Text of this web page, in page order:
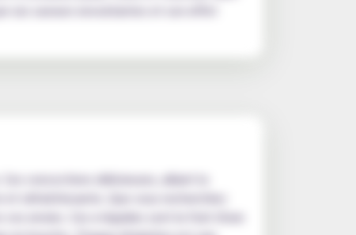
ses saveurs envoûtantes et son effet
concoctions délicieuses, alliant la
rafraîchissante. Que vous recherchiez
envies. Ces e-liquides sont le fruit d'une